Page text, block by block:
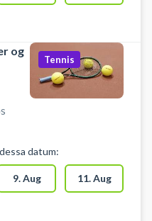
og
-
og
også
og
Tennis
datum:
9. Aug 11. Aug